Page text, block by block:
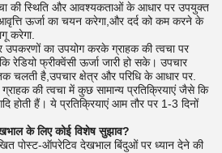
की स्थिति और आवश्यकताओं के आधार पर उपयुक्त
ऊर्जा का चयन करेगा,और दर्द को कम करने के
करेगा.
का उपयोग करके ग्राहक की त्वचा पर
रेडियो फ्रीक्वेंसी ऊर्जा जारी हो सके। उपचार
चलती है,उपचार क्षेत्र और परिधि के आधार पर.
की त्वचा में कुछ सामान्य प्रतिक्रियाएं जैसे कि
हैं। ये प्रतिक्रियाएं आम तौर पर 1-3 दिनों
के लिए कोई विशेष सुझाव?
पोस्ट-ऑपरेटिव देखभाल बिंदुओं पर ध्यान देने की